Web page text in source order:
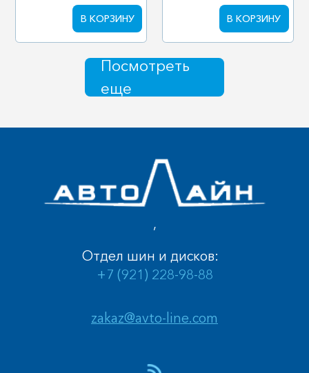
В КОРЗИНУ В КОРЗИНУ
Посмотреть
еще
,
zakaz@avto-line.com
Отдел шин и дисков:
+7 (921) 228-98-88